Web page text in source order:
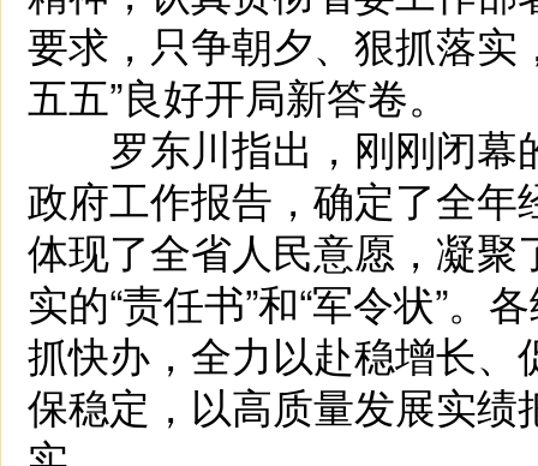
要求，只争朝夕、狠抓落实
五五”良好开局新答卷。
罗东川指出，刚刚闭幕
政府工作报告，确定了全
体现了全省人民意愿，凝
实的“责任书”和“军令状”。
抓快办，全力以赴稳增长
保稳定，以高质量发展实